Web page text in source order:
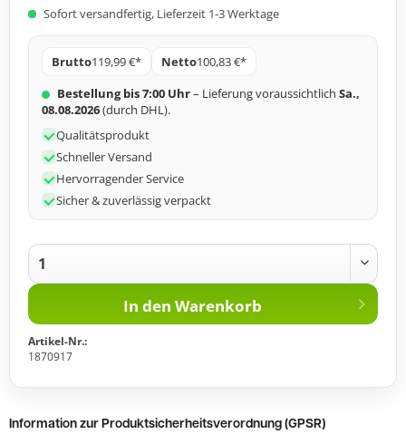
Sofort versandfertig, Lieferzeit 1-3 Werktage
Brutto119,99 €* Netto100,83 €*
Bestellung bis 7:00 Uhr– Lieferung voraussichtlich Sa.,
08.08.2026(durch DHL).
Qualitätsprodukt
Schneller Versand
Hervorragender Service
Sicher & zuverlässig verpackt
In den Warenkorb
Artikel-Nr.:
1870917
Information zur Produktsicherheitsverordnung (GPSR)